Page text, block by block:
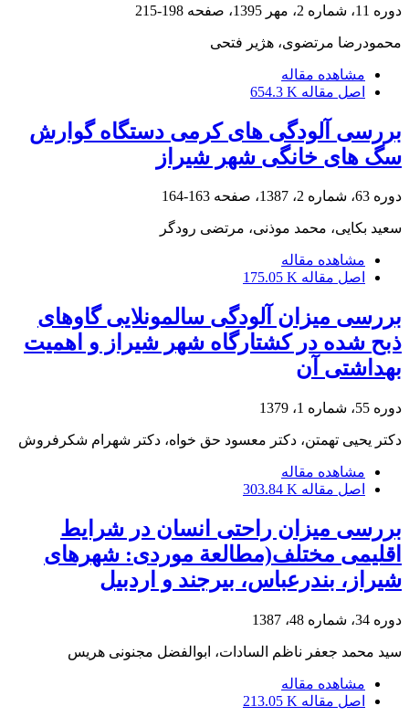
دوره 11، شماره 2، مهر 1395، صفحه 198-215
محمودرضا مرتضوی، هژیر فتحی
مشاهده مقاله
اصل مقاله 654.3 K
بررسی آلودگی های کرمی دستگاه گوارش
سگ های خانگی شهر شیراز
دوره 63، شماره 2، 1387، صفحه 163-164
سعید بکایی، محمد موذنی، مرتضی رودگر
مشاهده مقاله
اصل مقاله 175.05 K
بررسی میزان آلودگی سالمونلایی گاوهای
ذبح شده در کشتارگاه شهر شیراز و اهمیت
بهداشتی آن
دوره 55، شماره 1، 1379
دکتر یحیی تهمتن، دکتر معسود حق خواه، دکتر شهرام شکرفروش
مشاهده مقاله
اصل مقاله 303.84 K
بررسی میزان راحتی انسان در شرایط
اقلیمی مختلف(مطالعة موردی: شهرهای
شیراز، بندرعباس، بیرجند و اردبیل
دوره 34، شماره 48، 1387
سید محمد جعفر ناظم السادات، ابوالفضل مجنونی هریس
مشاهده مقاله
اصل مقاله 213.05 K